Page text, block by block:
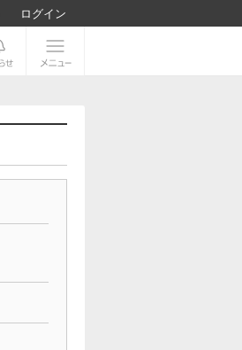
ログイン